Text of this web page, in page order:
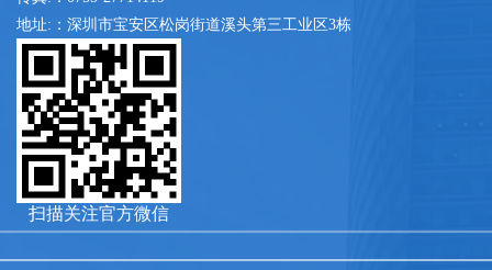
地址:：深圳市宝安区松岗街道溪头第三工业区3栋
扫描关注官方微信